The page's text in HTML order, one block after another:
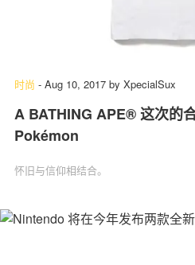
时尚 - Aug 10, 2017 by XpecialSux
A BATHING APE® 这次的
Pokémon
怀旧与信仰相结合。